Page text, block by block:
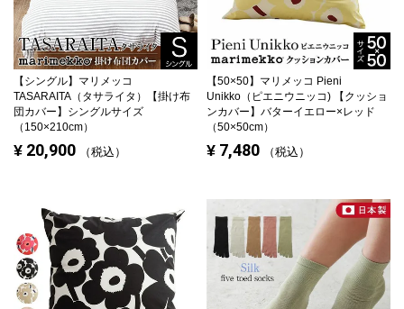
【シングル】 マリメッコ
TASARAITA（タサライタ）【掛け布
団カバー】シングルサイズ
（150×210cm）
¥ 20,900 税込
【50×50】 マリメッコ Pieni
Unikko（ピエニウニッコ) 【クッショ
ンカバー】バターイエロー×レッド
（50×50cm）
¥ 7,480 税込